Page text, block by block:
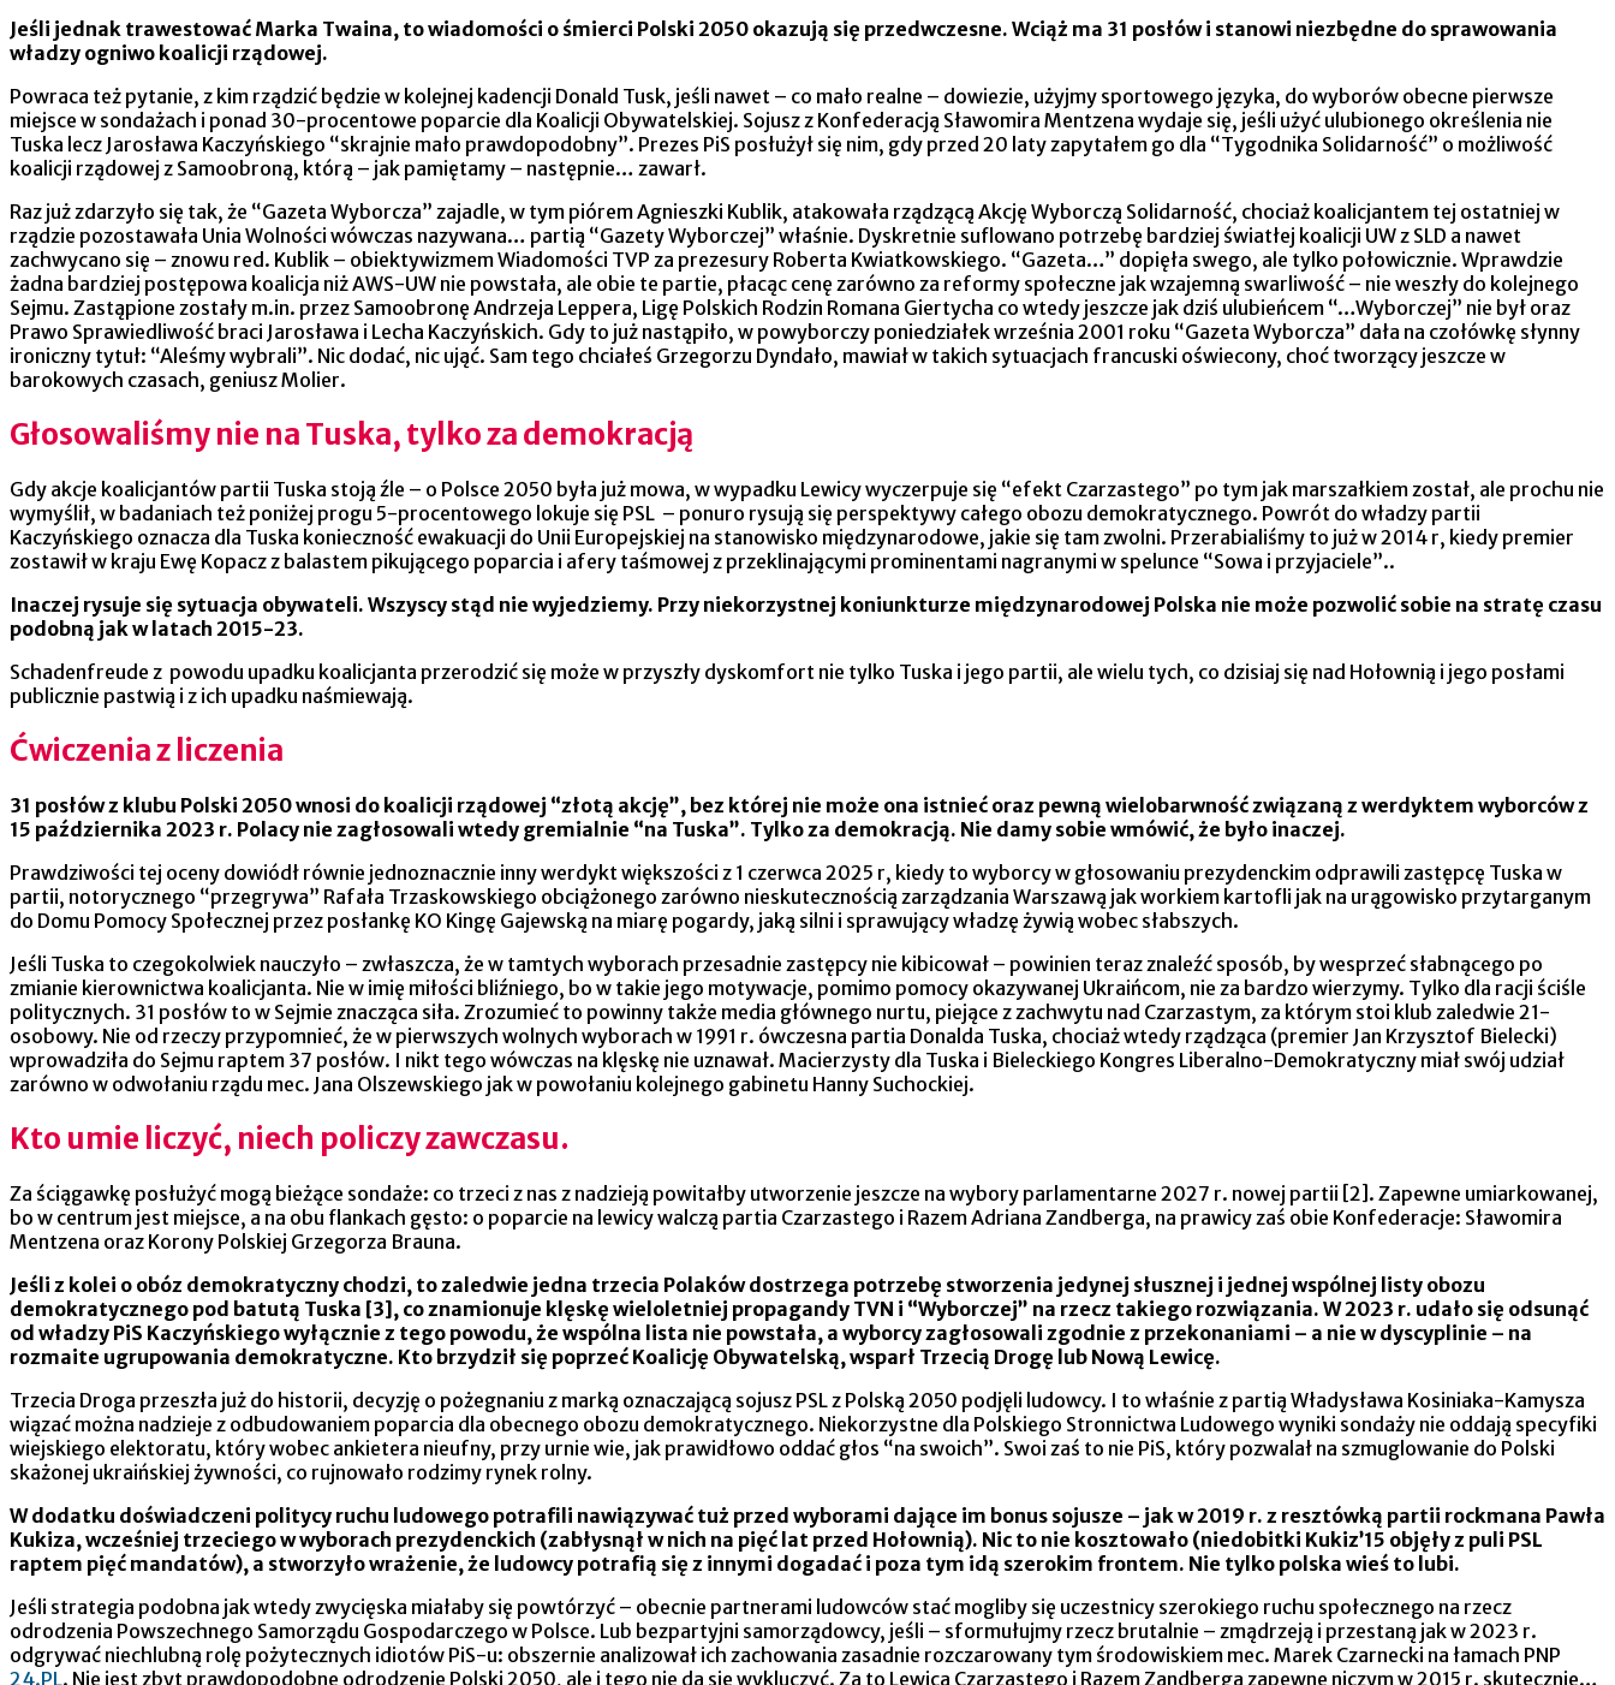
Jeśli jednak trawestować Marka Twaina, to wiadomości o śmierci Polski 2050 okazują się przedwczesne. Wciąż ma 31 posłów i stanowi niezbędne do sprawowania
władzy ogniwo koalicji rządowej.
Powraca też pytanie, z kim rządzić będzie w kolejnej kadencji Donald Tusk, jeśli nawet – co mało realne – dowiezie, użyjmy sportowego języka, do wyborów obecne pierwsze
miejsce w sondażach i ponad 30-procentowe poparcie dla Koalicji Obywatelskiej. Sojusz z Konfederacją Sławomira Mentzena wydaje się, jeśli użyć ulubionego określenia nie
Tuska lecz Jarosława Kaczyńskiego “skrajnie mało prawdopodobny”. Prezes PiS posłużył się nim, gdy przed 20 laty zapytałem go dla “Tygodnika Solidarność” o możliwość
koalicji rządowej z Samoobroną, którą – jak pamiętamy – następnie… zawarł.
Raz już zdarzyło się tak, że “Gazeta Wyborcza” zajadle, w tym piórem Agnieszki Kublik, atakowała rządzącą Akcję Wyborczą Solidarność, chociaż koalicjantem tej ostatniej w
rządzie pozostawała Unia Wolności wówczas nazywana… partią “Gazety Wyborczej” właśnie. Dyskretnie suflowano potrzebę bardziej światłej koalicji UW z SLD a nawet
zachwycano się – znowu red. Kublik – obiektywizmem Wiadomości TVP za prezesury Roberta Kwiatkowskiego. “Gazeta…” dopięła swego, ale tylko połowicznie. Wprawdzie
żadna bardziej postępowa koalicja niż AWS-UW nie powstała, ale obie te partie, płacąc cenę zarówno za reformy społeczne jak wzajemną swarliwość – nie weszły do kolejnego
Sejmu. Zastąpione zostały m.in. przez Samoobronę Andrzeja Leppera, Ligę Polskich Rodzin Romana Giertycha co wtedy jeszcze jak dziś ulubieńcem “…Wyborczej” nie był oraz
Prawo Sprawiedliwość braci Jarosława i Lecha Kaczyńskich. Gdy to już nastąpiło, w powyborczy poniedziałek września 2001 roku “Gazeta Wyborcza” dała na czołówkę słynny
ironiczny tytuł: “Aleśmy wybrali”. Nic dodać, nic ująć. Sam tego chciałeś Grzegorzu Dyndało, mawiał w takich sytuacjach francuski oświecony, choć tworzący jeszcze w
barokowych czasach, geniusz Molier.
Głosowaliśmy nie na Tuska, tylko za demokracją
Gdy akcje koalicjantów partii Tuska stoją źle – o Polsce 2050 była już mowa, w wypadku Lewicy wyczerpuje się “efekt Czarzastego” po tym jak marszałkiem został, ale prochu nie
wymyślił, w badaniach też poniżej progu 5-procentowego lokuje się PSL – ponuro rysują się perspektywy całego obozu demokratycznego. Powrót do władzy partii
Kaczyńskiego oznacza dla Tuska konieczność ewakuacji do Unii Europejskiej na stanowisko międzynarodowe, jakie się tam zwolni. Przerabialiśmy to już w 2014 r, kiedy premier
zostawił w kraju Ewę Kopacz z balastem pikującego poparcia i afery taśmowej z przeklinającymi prominentami nagranymi w spelunce “Sowa i przyjaciele”..
Inaczej rysuje się sytuacja obywateli. Wszyscy stąd nie wyjedziemy. Przy niekorzystnej koniunkturze międzynarodowej Polska nie może pozwolić sobie na stratę czasu
podobną jak w latach 2015-23.
Schadenfreude z powodu upadku koalicjanta przerodzić się może w przyszły dyskomfort nie tylko Tuska i jego partii, ale wielu tych, co dzisiaj się nad Hołownią i jego posłami
publicznie pastwią i z ich upadku naśmiewają.
Ćwiczenia z liczenia
31 posłów z klubu Polski 2050 wnosi do koalicji rządowej “złotą akcję”, bez której nie może ona istnieć oraz pewną wielobarwność związaną z werdyktem wyborców z
15 października 2023 r. Polacy nie zagłosowali wtedy gremialnie “na Tuska”. Tylko za demokracją. Nie damy sobie wmówić, że było inaczej.
Prawdziwości tej oceny dowiódł równie jednoznacznie inny werdykt większości z 1 czerwca 2025 r, kiedy to wyborcy w głosowaniu prezydenckim odprawili zastępcę Tuska w
partii, notorycznego “przegrywa” Rafała Trzaskowskiego obciążonego zarówno nieskutecznością zarządzania Warszawą jak workiem kartofli jak na urągowisko przytarganym
do Domu Pomocy Społecznej przez posłankę KO Kingę Gajewską na miarę pogardy, jaką silni i sprawujący władzę żywią wobec słabszych.
Jeśli Tuska to czegokolwiek nauczyło – zwłaszcza, że w tamtych wyborach przesadnie zastępcy nie kibicował – powinien teraz znaleźć sposób, by wesprzeć słabnącego po
zmianie kierownictwa koalicjanta. Nie w imię miłości bliźniego, bo w takie jego motywacje, pomimo pomocy okazywanej Ukraińcom, nie za bardzo wierzymy. Tylko dla racji ściśle
politycznych. 31 posłów to w Sejmie znacząca siła. Zrozumieć to powinny także media głównego nurtu, piejące z zachwytu nad Czarzastym, za którym stoi klub zaledwie 21-
osobowy. Nie od rzeczy przypomnieć, że w pierwszych wolnych wyborach w 1991 r. ówczesna partia Donalda Tuska, chociaż wtedy rządząca (premier Jan Krzysztof Bielecki)
wprowadziła do Sejmu raptem 37 posłów. I nikt tego wówczas na klęskę nie uznawał. Macierzysty dla Tuska i Bieleckiego Kongres Liberalno-Demokratyczny miał swój udział
zarówno w odwołaniu rządu mec. Jana Olszewskiego jak w powołaniu kolejnego gabinetu Hanny Suchockiej.
Kto umie liczyć, niech policzy zawczasu.
Za ściągawkę posłużyć mogą bieżące sondaże: co trzeci z nas z nadzieją powitałby utworzenie jeszcze na wybory parlamentarne 2027 r. nowej partii [2]. Zapewne umiarkowanej,
bo w centrum jest miejsce, a na obu flankach gęsto: o poparcie na lewicy walczą partia Czarzastego i Razem Adriana Zandberga, na prawicy zaś obie Konfederacje: Sławomira
Mentzena oraz Korony Polskiej Grzegorza Brauna.
Jeśli z kolei o obóz demokratyczny chodzi, to zaledwie jedna trzecia Polaków dostrzega potrzebę stworzenia jedynej słusznej i jednej wspólnej listy obozu
demokratycznego pod batutą Tuska [3], co znamionuje klęskę wieloletniej propagandy TVN i “Wyborczej” na rzecz takiego rozwiązania. W 2023 r. udało się odsunąć
od władzy PiS Kaczyńskiego wyłącznie z tego powodu, że wspólna lista nie powstała, a wyborcy zagłosowali zgodnie z przekonaniami – a nie w dyscyplinie – na
rozmaite ugrupowania demokratyczne. Kto brzydził się poprzeć Koalicję Obywatelską, wsparł Trzecią Drogę lub Nową Lewicę.
Trzecia Droga przeszła już do historii, decyzję o pożegnaniu z marką oznaczającą sojusz PSL z Polską 2050 podjęli ludowcy. I to właśnie z partią Władysława Kosiniaka-Kamysza
wiązać można nadzieje z odbudowaniem poparcia dla obecnego obozu demokratycznego. Niekorzystne dla Polskiego Stronnictwa Ludowego wyniki sondaży nie oddają specyfiki
wiejskiego elektoratu, który wobec ankietera nieufny, przy urnie wie, jak prawidłowo oddać głos “na swoich”. Swoi zaś to nie PiS, który pozwalał na szmuglowanie do Polski
skażonej ukraińskiej żywności, co rujnowało rodzimy rynek rolny.
W dodatku doświadczeni politycy ruchu ludowego potrafili nawiązywać tuż przed wyborami dające im bonus sojusze – jak w 2019 r. z resztówką partii rockmana Pawła
Kukiza, wcześniej trzeciego w wyborach prezydenckich (zabłysnął w nich na pięć lat przed Hołownią). Nic to nie kosztowało (niedobitki Kukiz’15 objęły z puli PSL
raptem pięć mandatów), a stworzyło wrażenie, że ludowcy potrafią się z innymi dogadać i poza tym idą szerokim frontem. Nie tylko polska wieś to lubi.
Jeśli strategia podobna jak wtedy zwycięska miałaby się powtórzyć – obecnie partnerami ludowców stać mogliby się uczestnicy szerokiego ruchu społecznego na rzecz
odrodzenia Powszechnego Samorządu Gospodarczego w Polsce. Lub bezpartyjni samorządowcy, jeśli – sformułujmy rzecz brutalnie – zmądrzeją i przestaną jak w 2023 r.
odgrywać niechlubną rolę pożytecznych idiotów PiS-u: obszernie analizował ich zachowania zasadnie rozczarowany tym środowiskiem mec. Marek Czarnecki na łamach PNP
24.PL. Nie jest zbyt prawdopodobne odrodzenie Polski 2050, ale i tego nie da się wykluczyć. Za to Lewica Czarzastego i Razem Zandberga zapewne niczym w 2015 r. skutecznie…